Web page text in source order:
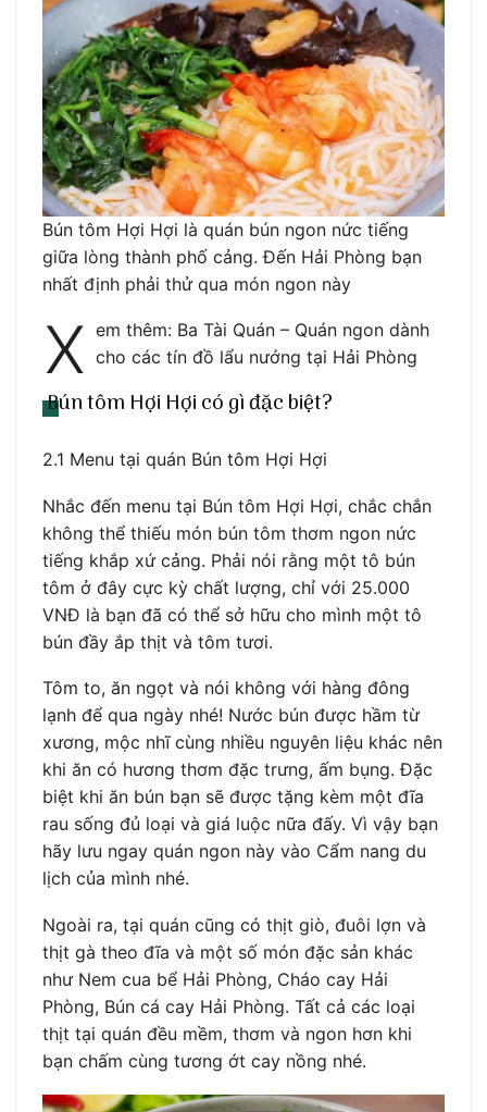
Bún tôm Hợi Hợi là quán bún ngon nức tiếng
giữa lòng thành phố cảng. Đến Hải Phòng bạn
nhất định phải thử qua món ngon này
X em thêm: Ba Tài Quán – Quán ngon dành
cho các tín đồ lẩu nướng tại Hải Phòng
Bún tôm Hợi Hợi có gì đặc biệt?
2.1 Menu tại quán Bún tôm Hợi Hợi
Nhắc đến menu tại Bún tôm Hợi Hợi, chắc chắn
không thể thiếu món bún tôm thơm ngon nức
tiếng khắp xứ cảng. Phải nói rằng một tô bún
tôm ở đây cực kỳ chất lượng, chỉ với 25.000
VNĐ là bạn đã có thể sở hữu cho mình một tô
bún đầy ắp thịt và tôm tươi.
Tôm to, ăn ngọt và nói không với hàng đông
lạnh để qua ngày nhé! Nước bún được hầm từ
xương, mộc nhĩ cùng nhiều nguyên liệu khác nên
khi ăn có hương thơm đặc trưng, ấm bụng. Đặc
biệt khi ăn bún bạn sẽ được tặng kèm một đĩa
rau sống đủ loại và giá luộc nữa đấy. Vì vậy bạn
hãy lưu ngay quán ngon này vào Cẩm nang du
lịch của mình nhé.
Ngoài ra, tại quán cũng có thịt giò, đuôi lợn và
thịt gà theo đĩa và một số món đặc sản khác
như Nem cua bể Hải Phòng, Cháo cay Hải
Phòng, Bún cá cay Hải Phòng. Tất cả các loại
thịt tại quán đều mềm, thơm và ngon hơn khi
bạn chấm cùng tương ớt cay nồng nhé.